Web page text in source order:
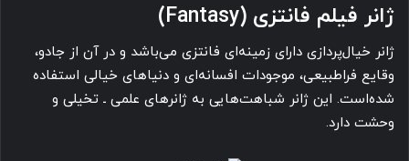
ژانر فیلم فانتزی (Fantasy)
ژانر خیال‌پردازی دارای زمینه‌ای فانتزی می‌باشد و در آن از جادو،
وقایع فراطبیعی، موجودات افسانه‌ای و دنیاهای خیالی استفاده
شده‌است. این ژانر شباهت‌هایی به ژانرهای علمی ـ تخیلی و
وحشت دارد.